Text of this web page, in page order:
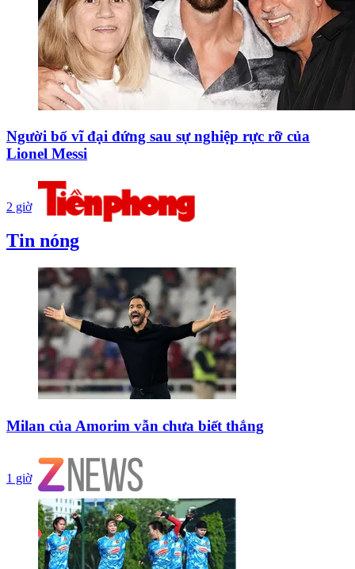
Người bố vĩ đại đứng sau sự nghiệp rực rỡ của
Lionel Messi
2 giờ
Tin nóng
Milan của Amorim vẫn chưa biết thắng
1 giờ